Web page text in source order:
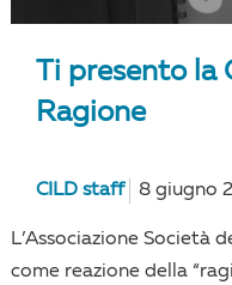
Ti presento la
Ragione
CILD staff 8 giugno
L’Associazione Società
come reazione della